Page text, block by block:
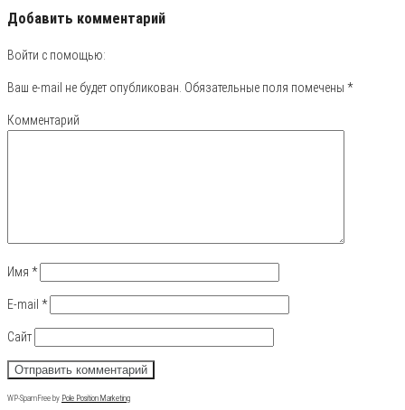
Добавить комментарий
Войти с помощью:
Ваш e-mail не будет опубликован. Обязательные поля помечены *
Комментарий
Имя *
E-mail *
Сайт
WP-SpamFree by Pole Position Marketing